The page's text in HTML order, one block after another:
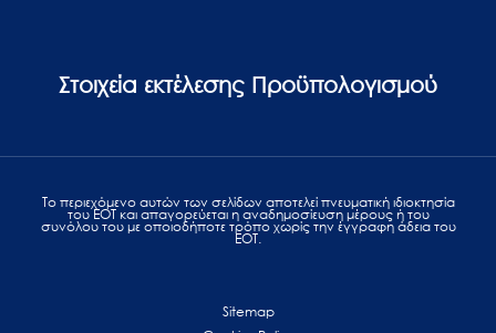
Στοιχεία εκτέλεσης Προϋπολογισμού
Το περιεχόμενο αυτών των σελίδων αποτελεί πvευματική ιδιοκτησία
του ΕΟΤ και απαγορεύεται η αναδημοσίευση μέρους ή του
συνόλου του με οποιοδήποτε τρόπο χωρίς την έγγραφη άδεια του
ΕΟΤ.
Sitemap